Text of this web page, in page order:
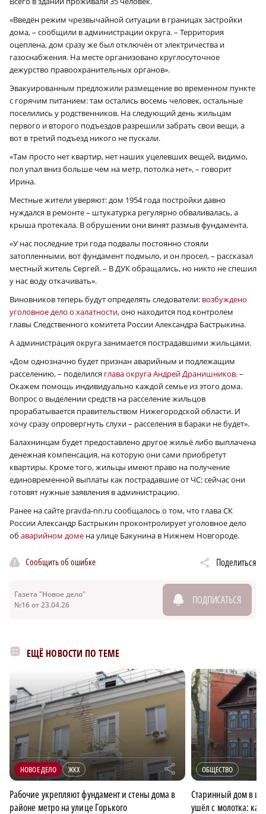
«Введён режим чрезвычайной ситуации в границах застройки
дома, – сообщили в администрации округа. – Территория
оцеплена, дом сразу же был отключён от электричества и
газоснабжения. На месте организовано круглосуточное
дежурство правоохранительных органов».
Эвакуированным предложили размещение во временном пункте
с горячим питанием: там остались восемь человек, остальные
поселились у родственников. На следующий день жильцам
первого и второго подъездов разрешили забрать свои вещи, а
вот в третий подъезд никого не пускали.
«Там просто нет квартир, нет наших уцелевших вещей, видимо,
пол упал вниз больше чем на метр, потолка нет», – говорит
Ирина.
Местные жители уверяют: дом 1954 года постройки давно
нуждался в ремонте – штукатурка регулярно обваливалась, а
крыша протекала. В обрушении они винят размыв фундамента.
«У нас последние три года подвалы постоянно стояли
затопленными, вот фундамент подмыло, и он просел, – рассказал
местный житель Сергей. – В ДУК обращались, но никто не спешил
у нас воду откачивать».
Виновников теперь будут определять следователи: возбуждено
уголовное дело о халатности, оно находится под контролем
главы Следственного комитета России Александра Бастрыкина.
А администрация округа занимается пострадавшими жильцами.
«Дом однозначно будет признан аварийным и подлежащим
расселению, – поделился глава округа Андрей Дранишников. –
Окажем помощь индивидуально каждой семье из этого дома.
Вопрос о выделении средств на расселение жильцов
прорабатывается правительством Нижегородской области. И
хочу сразу опровергнуть слухи – расселения в бараки не будет».
Балахнинцам будет предоставлено другое жильё либо выплачена
денежная компенсация, на которую они сами приобретут
квартиры. Кроме того, жильцы имеют право на получение
единовременной выплаты как пострадавшие от ЧС: сейчас они
готовят нужные заявления в администрацию.
Ранее на сайте pravda-nn.ru сообщалось о том, что глава СК
России Александр Бастрыкин проконтролирует уголовное дело
об аварийном доме на улице Бакунина в Нижнем Новгороде.
Сообщить об ошибке Поделиться
Газета "Новое дело"
№16 от 23.04.26
ПОДПИСАТЬСЯ
ЕЩЁ НОВОСТИ ПО ТЕМЕ
НОВОЕ ДЕЛО ЖКХ r
Рабочие укрепляют фундамент и стены дома в
районе метро на улице Горького
ОБЩЕСТВО
Старинный дом в
ушёл с молотка: